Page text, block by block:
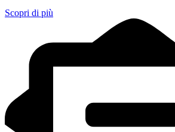
Scopri di più